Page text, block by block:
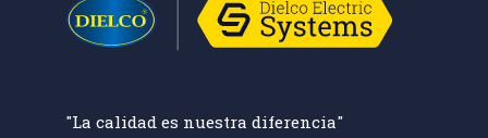
"La calidad es nuestra diferencia"